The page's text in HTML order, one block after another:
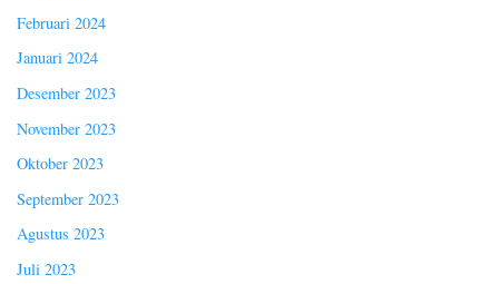
Februari 2024
Januari 2024
Desember 2023
November 2023
Oktober 2023
September 2023
Agustus 2023
Juli 2023